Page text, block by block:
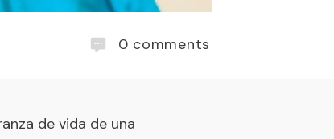
0 comments
de vida de una